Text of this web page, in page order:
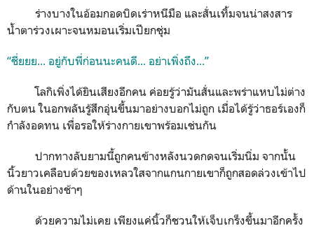
ร่างบางในอ้อมกอดบิดเร่าหนีมือ และสั่นเทิ้มจนน่าสงสาร
น้ำตาร่วงเผาะจนหมอนเริ่มเปียกชุ่ม
“ชี่ยยย... อยู่กับพี่ก่อนนะคนดี... อย่าเพิ่งถึง...”
โลกิเพิ่งได้ยินเสียงอีกคน ค่อยรู้ว่ามันสั่นและพร่าแหบไม่ต่าง
กับตน ในอกพลันรู้สึกอุ่นขึ้นมาอย่างบอกไม่ถูก เมื่อได้รู้ว่าธอร์เองก็
กำลังอดทน เพื่อรอให้ร่างกายเขาพร้อมเช่นกัน
ปากทางลับยามนี้ถูกคนข้างหลังนวดกดจนเริ่มนิ่ม จากนั้น
นิ้วยาวเคลือบด้วยของเหลวใสจากแกนกายเขาก็ถูกสอดล่วงเข้าไป
ด้านในอย่างช้าๆ
ด้วยความไม่เคย เพียงแค่นิ้วก็ชวนให้เจ็บเกร็งขึ้นมาอีกครั้ง